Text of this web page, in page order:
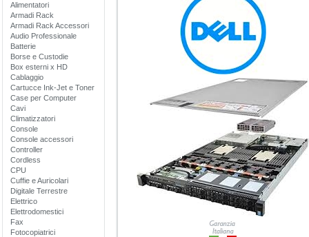
Alimentatori
Armadi Rack
Armadi Rack Accessori
Audio Professionale
Batterie
Borse e Custodie
Box esterni x HD
Cablaggio
Cartucce Ink-Jet e Toner
Case per Computer
Cavi
Climatizzatori
Console
Console accessori
Controller
Cordless
CPU
Cuffie e Auricolari
Digitale Terrestre
Elettrico
Elettrodomestici
Fax
Fotocopiatrici